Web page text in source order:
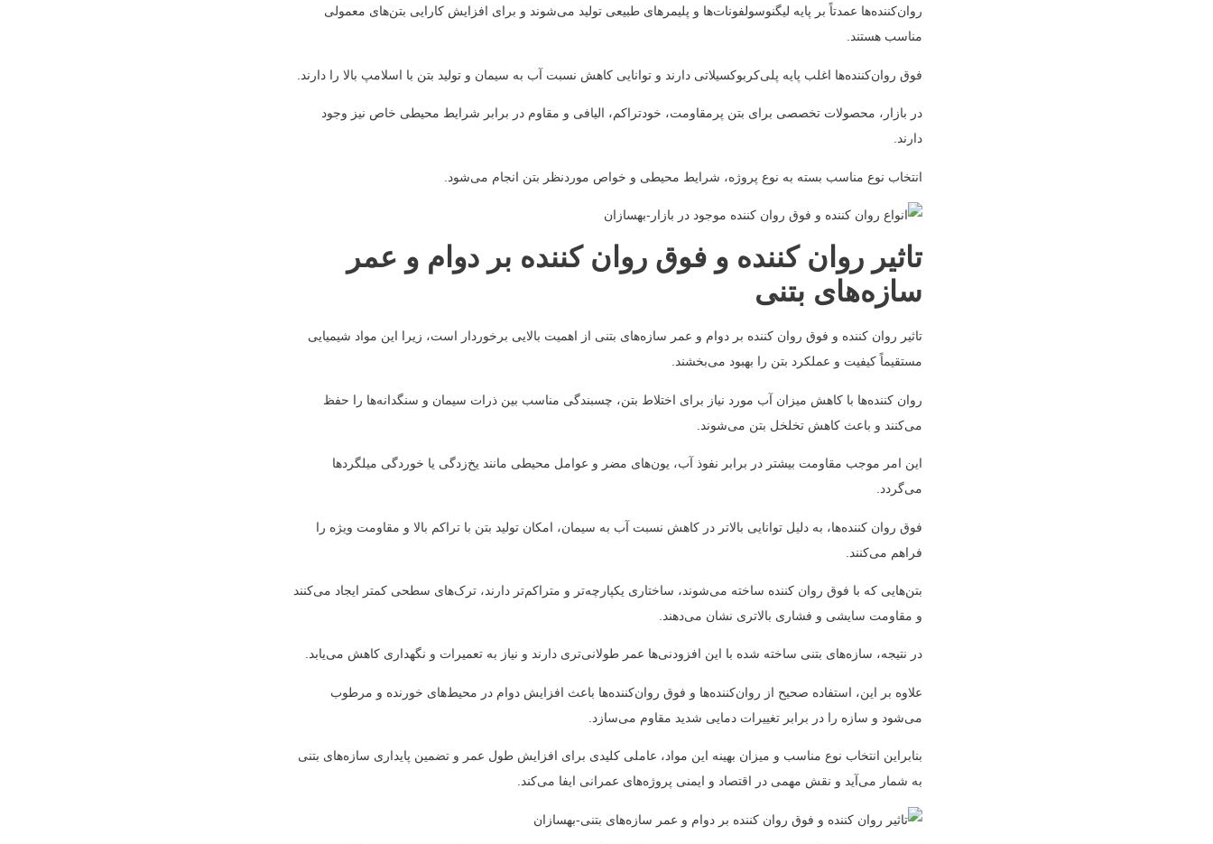
روان‌کننده‌ها عمدتاً بر پایه لیگنوسولفونات‌ها و پلیمرهای طبیعی تولید می‌شوند و برای افزایش کارایی بتن‌های معمولی
مناسب هستند.
فوق روان‌کننده‌ها اغلب پایه پلی‌کربوکسیلاتی دارند و توانایی کاهش نسبت آب به سیمان و تولید بتن با اسلامپ بالا را دارند.
در بازار، محصولات تخصصی برای بتن پرمقاومت، خودتراکم، الیافی و مقاوم در برابر شرایط محیطی خاص نیز وجود
دارند.
انتخاب نوع مناسب بسته به نوع پروژه، شرایط محیطی و خواص موردنظر بتن انجام می‌شود.
تاثیر روان کننده و فوق روان کننده بر دوام و عمر
سازه‌های بتنی
تاثیر روان کننده و فوق روان کننده بر دوام و عمر سازه‌های بتنی از اهمیت بالایی برخوردار است، زیرا این مواد شیمیایی
مستقیماً کیفیت و عملکرد بتن را بهبود می‌بخشند.
روان کننده‌ها با کاهش میزان آب مورد نیاز برای اختلاط بتن، چسبندگی مناسب بین ذرات سیمان و سنگدانه‌ها را حفظ
می‌کنند و باعث کاهش تخلخل بتن می‌شوند.
این امر موجب مقاومت بیشتر در برابر نفوذ آب، یون‌های مضر و عوامل محیطی مانند یخ‌زدگی یا خوردگی میلگردها
می‌گردد.
فوق روان کننده‌ها، به دلیل توانایی بالاتر در کاهش نسبت آب به سیمان، امکان تولید بتن با تراکم بالا و مقاومت ویژه را
فراهم می‌کنند.
بتن‌هایی که با فوق روان کننده ساخته می‌شوند، ساختاری یکپارچه‌تر و متراکم‌تر دارند، ترک‌های سطحی کمتر ایجاد می‌کنند
و مقاومت سایشی و فشاری بالاتری نشان می‌دهند.
در نتیجه، سازه‌های بتنی ساخته شده با این افزودنی‌ها عمر طولانی‌تری دارند و نیاز به تعمیرات و نگهداری کاهش می‌یابد.
علاوه بر این، استفاده صحیح از روان‌کننده‌ها و فوق روان‌کننده‌ها باعث افزایش دوام در محیط‌های خورنده و مرطوب
می‌شود و سازه را در برابر تغییرات دمایی شدید مقاوم می‌سازد.
بنابراین انتخاب نوع مناسب و میزان بهینه این مواد، عاملی کلیدی برای افزایش طول عمر و تضمین پایداری سازه‌های بتنی
به شمار می‌آید و نقش مهمی در اقتصاد و ایمنی پروژه‌های عمرانی ایفا می‌کند.